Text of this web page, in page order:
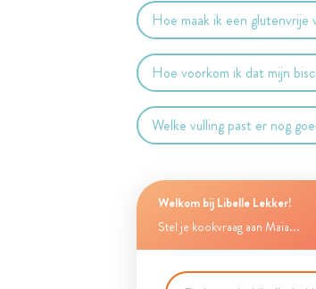
Hoe maak ik een glutenvrije
Hoe voorkom ik dat mijn
Welke vulling past er nog
Welkom bij Libelle Lekker!
Stel je kookvraag aan Maia...